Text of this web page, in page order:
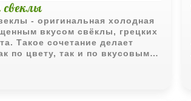
- оригинальная холодная
вкусом свёклы, грецких
Такое сочетание делает
по цвету, так и по вкусовым